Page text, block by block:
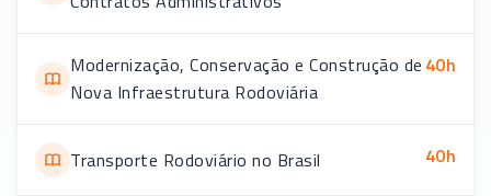
Modernização, Conservação e Construção de
Nova Infraestrutura Rodoviária
40h
Transporte Rodoviário no Brasil 40h